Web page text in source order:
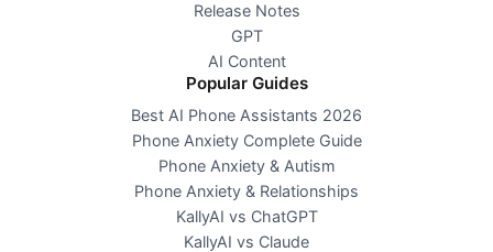
Release Notes
GPT
AI Content
Popular Guides
Best AI Phone Assistants 2026
Phone Anxiety Complete Guide
Phone Anxiety & Autism
Phone Anxiety & Relationships
KallyAI vs ChatGPT
KallyAI vs Claude